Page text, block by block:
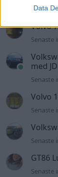
Data
Senaste
Volvo
Senaste
med
Senaste
Volvo
Senaste
Senaste
GT86
Senaste